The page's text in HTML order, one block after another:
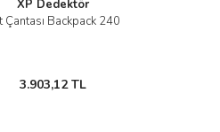
XP Dedektör
Çantası Backpack 240
3.903,12 TL